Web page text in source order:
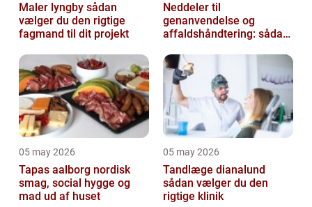
Maler lyngby sådan
vælger du den rigtige
fagmand til dit projekt
Neddeler til
genanvendelse og
affaldshåndtering: sådan
05 may 2026
Tapas aalborg nordisk
smag, social hygge og
mad ud af huset
05 may 2026
Tandlæge dianalund
sådan vælger du den
rigtige klinik